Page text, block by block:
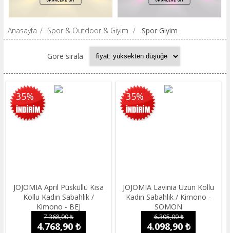
Anasayfa / Spor & Outdoor & Giyim / Spor Giyim
Göre sırala
35%
JOJOMIA April Püsküllü Kısa
Kollu Kadın Sabahlık /
Kimono - BEJ
7.368,00 ₺
4.768,90 ₺
35%
JOJOMIA Lavinia Uzun Kollu
Kadın Sabahlık / Kimono -
SOMON
6.305,00 ₺
4.098,90 ₺